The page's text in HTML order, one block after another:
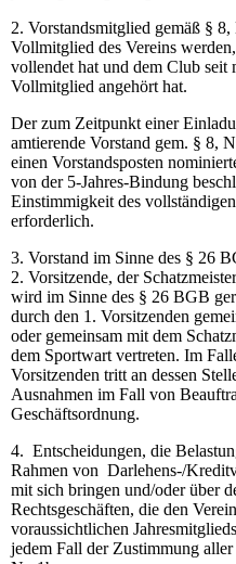
2. Vorstandsmitglied gemäß §
Vollmitglied des Vereins
vollendet hat und dem Club seit
Vollmitglied angehört hat.
Der zum Zeitpunkt einer
amtierende Vorstand gem. § 8,
einen Vorstandsposten
von der 5-Jahres-Bindung
Einstimmigkeit des
erforderlich.
3. Vorstand im Sinne des § 26
2. Vorsitzende, der
wird im Sinne des § 26 BGB
durch den 1. Vorsitzenden
oder gemeinsam mit dem
dem Sportwart vertreten. Im
Vorsitzenden tritt an dessen
Ausnahmen im Fall von
Geschäftsordnung.
4. Entscheidungen, die
Rahmen von Darlehens-/
mit sich bringen und/oder über
Rechtsgeschäften, die den
voraussichtlichen
jedem Fall der Zustimmung